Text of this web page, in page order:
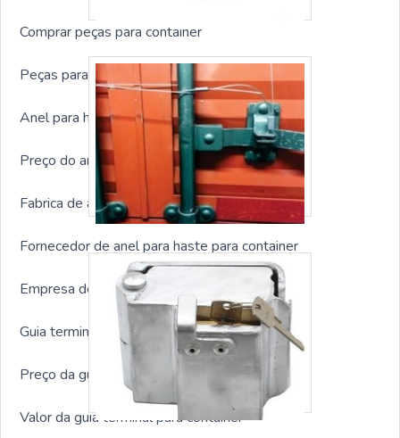
Comprar peças para container
Peças para container sp
Anel para haste para container sp
Preço do anel para haste para container
Fabrica de anel para haste para container
Fornecedor de anel para haste para container
Empresa de anel para haste para container
Guia terminal para container sp
Preço da guia terminal para container
Valor da guia terminal para container